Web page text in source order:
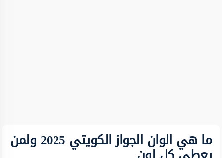
ما هي الوان الجواز الكويتي 2025 ولمن